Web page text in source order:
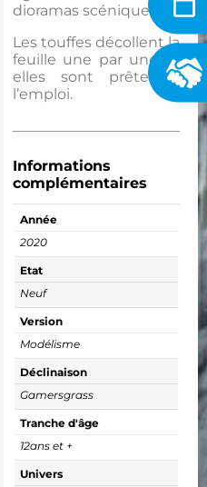
dioramas scéniques.
Les touffes décollent la
feuille une par une et
elles sont prêtes à
l’emploi.
Informations
complémentaires
Année
2020
Etat
Neuf
Version
Modélisme
Déclinaison
Gamersgrass
Tranche d'âge
12ans et +
Univers